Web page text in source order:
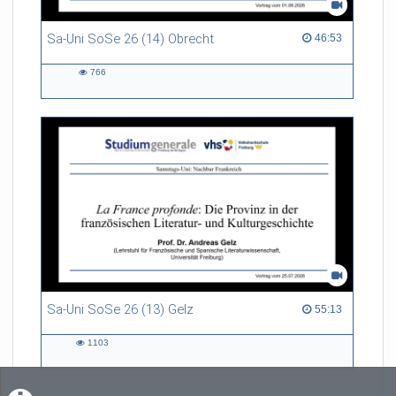
Sa-Uni SoSe 26 (14) Obrecht 46:53
46:53 duration
766
Sa-Uni SoSe 26 (13) Gelz 55:13
55:13 duration
1103